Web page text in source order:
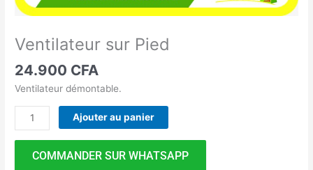
Ventilateur sur Pied
24.900 CFA
Ventilateur démontable.
Ajouter au panier
COMMANDER SUR WHATSAPP